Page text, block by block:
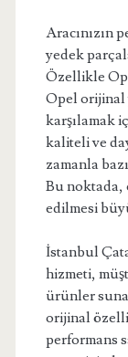
Aracınızın
yedek
Özellikle
Opel orijinal
karşılamak
kaliteli ve
zamanla
Bu noktada,
edilmesi
İstanbul
hizmeti,
ürünler
orijinal
performans